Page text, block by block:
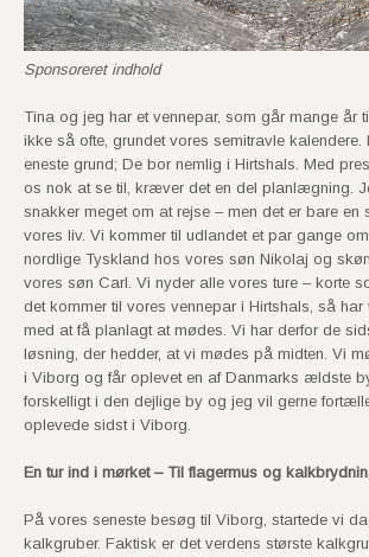
Sponsoreret indhold
Tina og jeg har et vennepar, som går mange år
ikke så ofte, grundet vores semitravle kalendere.
eneste grund; De bor nemlig i Hirtshals. Med
os nok at se til, kræver det en del planlægning.
snakker meget om at rejse – men det er bare en
vores liv. Vi kommer til udlandet et par gange
nordlige Tyskland hos vores søn Nikolaj og
vores søn Carl. Vi nyder alle vores ture – korte
det kommer til vores vennepar i Hirtshals, så
med at få planlagt at mødes. Vi har derfor de
løsning, der hedder, at vi mødes på midten. Vi
i Viborg og får oplevet en af Danmarks ældste
forskelligt i den dejlige by og jeg vil gerne
oplevede sidst i Viborg.
En tur ind i mørket – Til flagermus og
På vores seneste besøg til Viborg, startede vi
kalkgruber. Faktisk er det verdens største